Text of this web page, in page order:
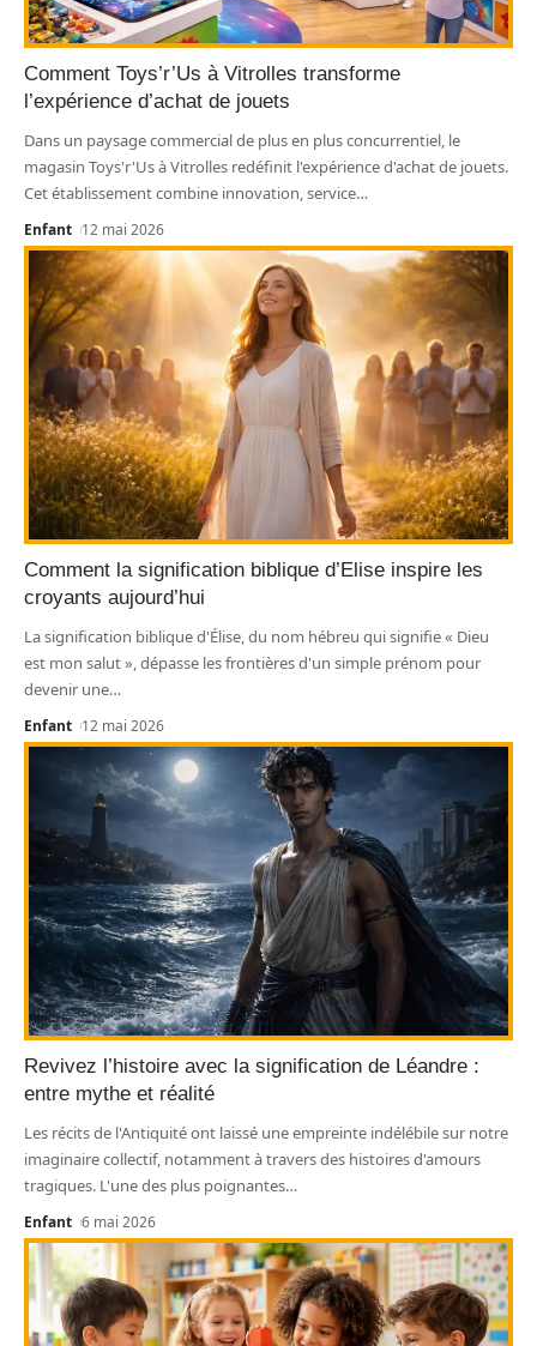
Comment Toys’r’Us à Vitrolles transforme
l’expérience d’achat de jouets
Dans un paysage commercial de plus en plus concurrentiel, le
magasin Toys'r'Us à Vitrolles redéfinit l'expérience d'achat de jouets.
Cet établissement combine innovation, service…
Enfant 12 mai 2026
Comment la signification biblique d’Elise inspire les
croyants aujourd’hui
La signification biblique d'Élise, du nom hébreu qui signifie « Dieu
est mon salut », dépasse les frontières d'un simple prénom pour
devenir une…
Enfant 12 mai 2026
Revivez l’histoire avec la signification de Léandre :
entre mythe et réalité
Les récits de l'Antiquité ont laissé une empreinte indélébile sur notre
imaginaire collectif, notamment à travers des histoires d'amours
tragiques. L'une des plus poignantes…
Enfant 6 mai 2026